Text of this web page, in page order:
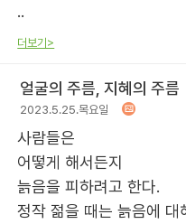
..
더보기>
얼굴의 주름, 지혜의 주름
2023.5.25.목요일
사람들은
어떻게 해서든지
늙음을 피하려고 한다.
정작 젊을 때는 늙음에 대